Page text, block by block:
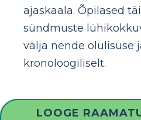
ajaskaala. Õpilased
sündmuste
välja nende olulisuse
kronoloogiliselt.
LOOGE